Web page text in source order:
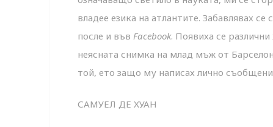
владее езика на атлантите. Забавлявах
после и във Facebook. Появиха се
неясната снимка на млад мъж от
той, ето защо му написах лично
САМУЕЛ ДЕ ХУАН